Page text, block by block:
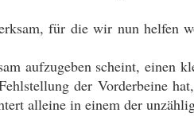
für die wir nun helfen
aufzugeben scheint, einen
der Vorderbeine
alleine in einem der